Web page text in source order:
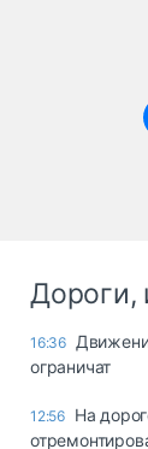
Дороги,
16:36
ограничат
12:56 На